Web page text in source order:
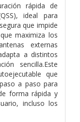
rápida de
ideal para
que impide
maximiza los
externas
a distintos
sencilla.Este
que
a paso para
forma rápida y
incluso los